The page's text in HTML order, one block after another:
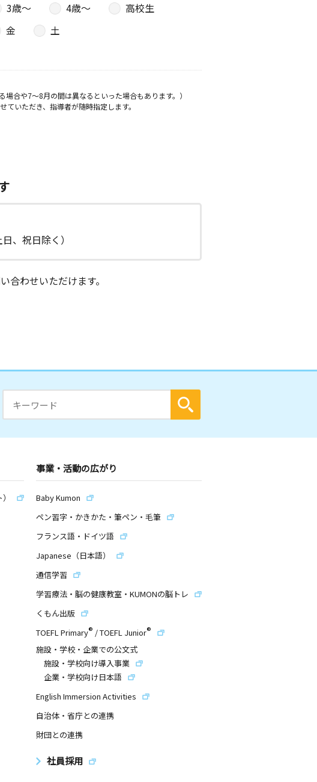
3歳〜 4歳〜
高校生
金
土
合や7～8月の間は異なるといった場合もあります。）
いただき、指導者が随時指定します。
、祝日除く）
合わせいただけます。
事業・活動の広がり
Baby Kumon
ペン習字・かきかた・筆ペン・毛筆
フランス語・ドイツ語
Japanese（日本語）
通信学習
学習療法・脳の健康教室・KUMONの脳トレ
くもん出版
TOEFL Primary® /TOEFL Junior®
施設・学校・企業での公文式
施設・学校向け導入事業
企業・学校向け日本語
English Immersion Activities
自治体・省庁との連携
財団との連携
社員採用